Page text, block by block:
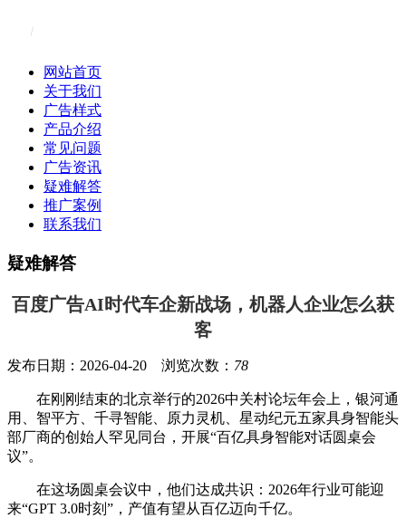
网站首页
关于我们
广告样式
产品介绍
常见问题
广告资讯
疑难解答
推广案例
联系我们
疑难解答
百度广告AI时代车企新战场，机器人企业怎么获
客
发布日期：2026-04-20 浏览次数： 78
在刚刚结束的北京举行的2026中关村论坛年会上，银河通
用、智平方、千寻智能、原力灵机、星动纪元五家具身智能头
部厂商的创始人罕见同台，开展“百亿具身智能对话圆桌会
议”。
在这场圆桌会议中，他们达成共识：2026年行业可能迎
来“GPT 3.0时刻”，产值有望从百亿迈向千亿。